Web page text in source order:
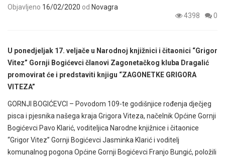
Objavljeno 16/02/2020 od Novagra
4398
0
U ponedjeljak 17. veljače u Narodnoj knjižnici i čitaonici “Grigor
Vitez” Gornji Bogićevci članovi Zagonetačkog kluba Dragalić
promovirat će i predstaviti knjigu “ZAGONETKE GRIGORA
VITEZA”
GORNJI BOGIĆEVCI – Povodom 109-te godišnjice rođenja dječjeg
pisca i pjesnika našega kraja Grigora Viteza, načelnik Općine Gornji
Bogićevci Pavo Klarić, voditeljica Narodne knjižnice i čitaonice
“Grigor Vitez” Gornji Bogićevci Jasminka Klarić i voditelj
komunalnog pogona Općine Gornji Bogićevci Franjo Bungić, položili